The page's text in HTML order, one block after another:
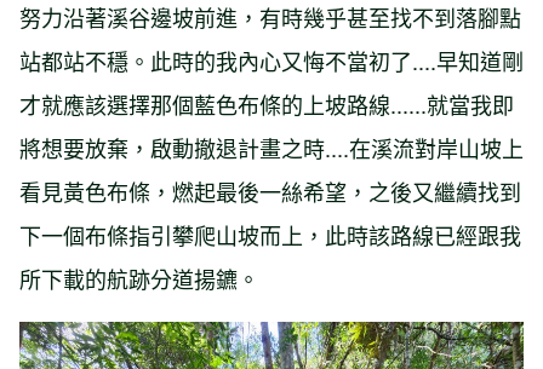
努力沿著溪谷邊坡前進，有時幾乎甚至找不到落腳點
站都站不穩。此時的我內心又悔不當初了....早知道剛
才就應該選擇那個藍色布條的上坡路線......就當我即
將想要放棄，啟動撤退計畫之時....在溪流對岸山坡上
看見黃色布條，燃起最後一絲希望，之後又繼續找到
下一個布條指引攀爬山坡而上，此時該路線已經跟我
所下載的航跡分道揚鑣。